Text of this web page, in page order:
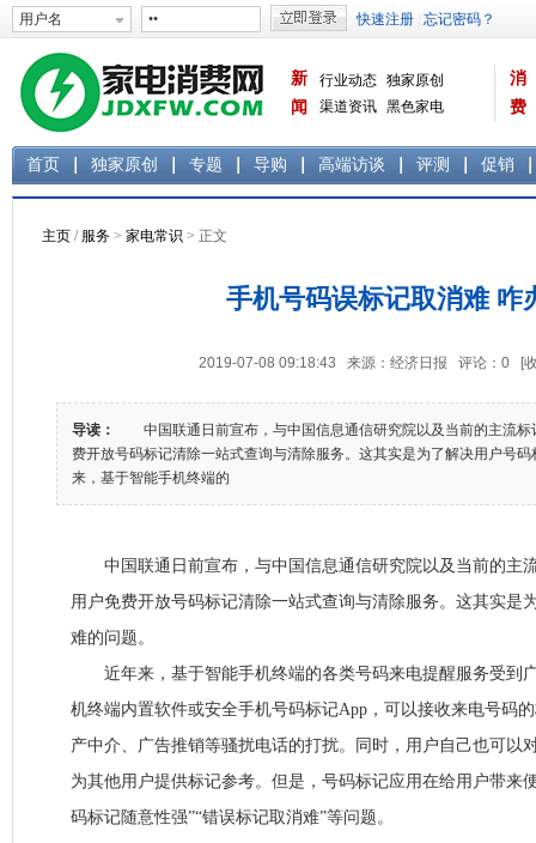
新
闻
行业动态 独家原创
渠道资讯 黑色家电
消
费
首页 独家原创 专题 导购 高端访谈 评测 促销
主页 / 服务 > 家电常识 > 正文
手机号码误标记取消难 咋
2019-07-08 09:18:43 来源：经济日报 评论： 0 [
导读：
中国联通日前宣布，与中国信息通信研究院以及当前的主流标
费开放号码标记清除一站式查询与清除服务。这其实是为了解决用户
来，基于智能手机终端的
中国联通日前宣布，与中国信息通信研究院以及当前的主
用户免费开放号码标记清除一站式查询与清除服务。这其实是
难的问题。
近年来，基于智能手机终端的各类号码来电提醒服务受到
机终端内置软件或安全手机号码标记App，可以接收来电号码
产中介、广告推销等骚扰电话的打扰。同时，用户自己也可以
为其他用户提供标记参考。但是，号码标记应用在给用户带来
码标记随意性强”“错误标记取消难”等问题。